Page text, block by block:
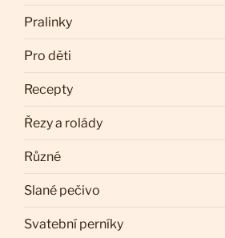
Pralinky
Pro děti
Recepty
Řezy a rolády
Různé
Slané pečivo
Svatební perníky